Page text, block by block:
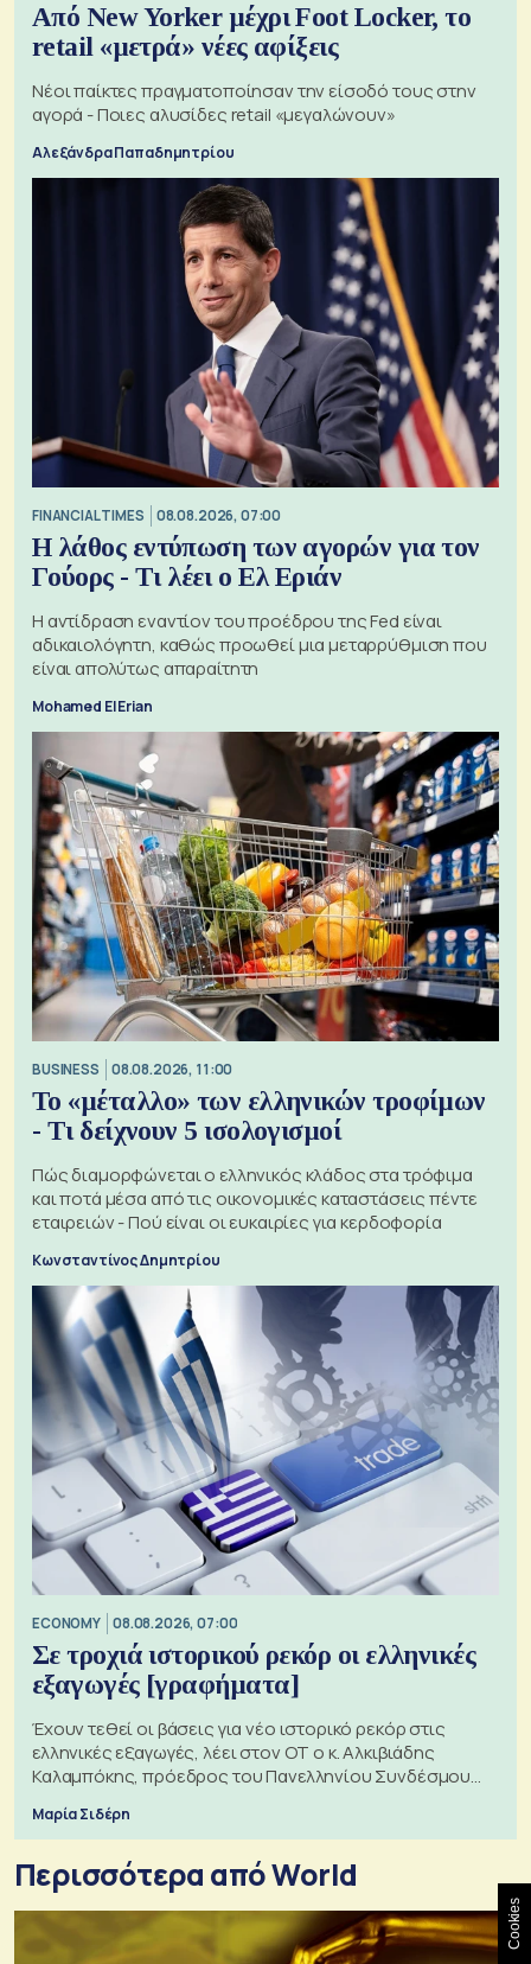
Από New Yorker μέχρι Foot Locker, το
retail «μετρά» νέες αφίξεις
Νέοι παίκτες πραγματοποίησαν την είσοδό τους στην
αγορά - Ποιες αλυσίδες retail «μεγαλώνουν»
Αλεξάνδρα Παπαδημητρίου
FINANCIAL TIMES 08.08.2026, 07:00
Η λάθος εντύπωση των αγορών για τον
Γούορς - Τι λέει ο Ελ Εριάν
Η αντίδραση εναντίον του προέδρου της Fed είναι
αδικαιολόγητη, καθώς προωθεί μια μεταρρύθμιση που
είναι απολύτως απαραίτητη
Mohamed El Erian
BUSINESS 08.08.2026, 11:00
Το «μέταλλο» των ελληνικών τροφίμων
- Τι δείχνουν 5 ισολογισμοί
Πώς διαμορφώνεται ο ελληνικός κλάδος στα τρόφιμα
και ποτά μέσα από τις οικονομικές καταστάσεις πέντε
εταιρειών - Πού είναι οι ευκαιρίες για κερδοφορία
Κωνσταντίνος Δημητρίου
ECONOMY 08.08.2026, 07:00
Σε τροχιά ιστορικού ρεκόρ οι ελληνικές
εξαγωγές [γραφήματα]
Έχουν τεθεί οι βάσεις για νέο ιστορικό ρεκόρ στις
ελληνικές εξαγωγές, λέει στον ΟΤ ο κ. Αλκιβιάδης
Καλαμπόκης, πρόεδρος του Πανελληνίου Συνδέσμου
Μαρία Σιδέρη
Περισσότερα από World
Cookies